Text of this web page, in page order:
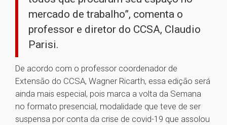
mercado de trabalho”, comenta o
professor e diretor do CCSA, Claudio
Parisi.
De acordo com o professor coordenador de
Extensão do CCSA, Wagner Ricarth, essa edição será
ainda mais especial, pois marca a volta da Semana
no formato presencial, modalidade que teve de ser
suspensa por conta da crise de covid-19 que assolou